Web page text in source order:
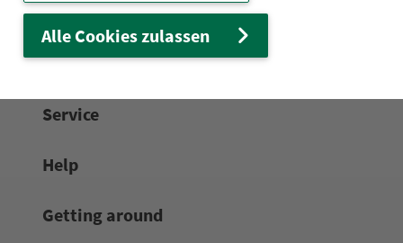
Maps & Timetables
Recreational activities
Service
Help
Getting around
Alle Cookies zulassen